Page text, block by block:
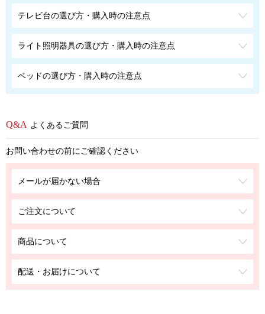
テレビ台の選び方・購入時の注意点
ライト照明器具の選び方・購入時の注意点
ベッドの選び方・購入時の注意点
よくあるご質問
お問い合わせの前にご確認ください
メールが届かない場合
ご注文について
商品について
配送・お届けについて